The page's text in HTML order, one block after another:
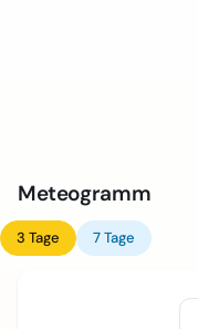
Meteogramm
3 Tage 7 Tage